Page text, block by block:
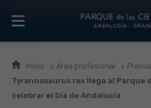
Inicio Área profesional Prensa
Tyrannosaurus rex llega al Parque
celebrar el Día de Andalucía